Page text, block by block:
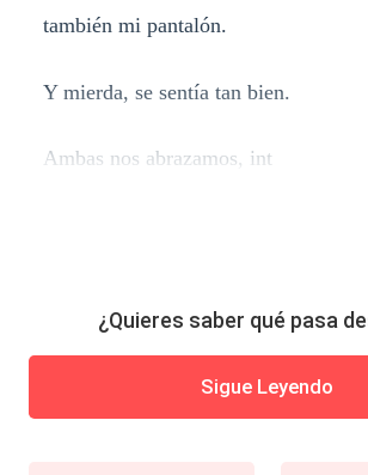
también mi pantalón.
Y mierda, se sentía tan bien.
Ambas nos abrazamos, int
¿Quieres saber qué pasa
Sigue Leyendo